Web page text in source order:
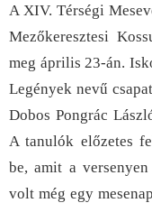
A XIV. Térségi
Mezőkeresztesi
meg április 23-án.
Legények nevű
Dobos Pongrác
A tanulók előzetes
be, amit a
volt még egy